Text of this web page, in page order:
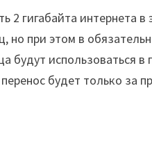
2 гигабайта интернета
но при этом в
будут использоваться в
будет только за